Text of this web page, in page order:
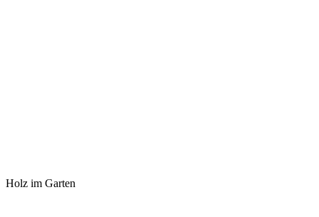
Holz im Garten